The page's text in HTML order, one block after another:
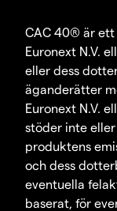
CAC 40® är
Euronext N.V.
eller dess
äganderätter
Euronext N.V.
stöder inte
produktens
och dess
eventuella
baserat, för